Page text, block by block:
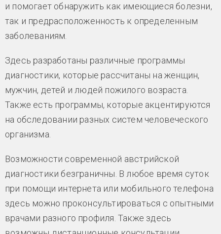
и помогает обнаружить как имеющиеся болезни,
так и предрасположенность к определенным
заболеваниям.
Здесь разработаны различные программы
диагностики, которые рассчитаны на женщин,
мужчин, детей и людей пожилого возраста.
Также есть программы, которые акцентируются
на обследовании разных систем человеческого
организма.
Возможности современной австрийской
диагностики безграничны. В любое время суток
при помощи интернета или мобильного телефона
здесь можно проконсультироваться с опытными
врачами разного профиля. Также здесь